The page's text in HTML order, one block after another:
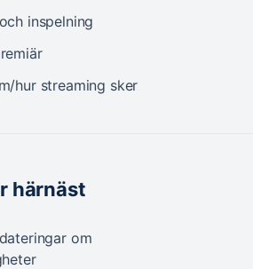
inspelning
hur streaming sker
härnäst
om